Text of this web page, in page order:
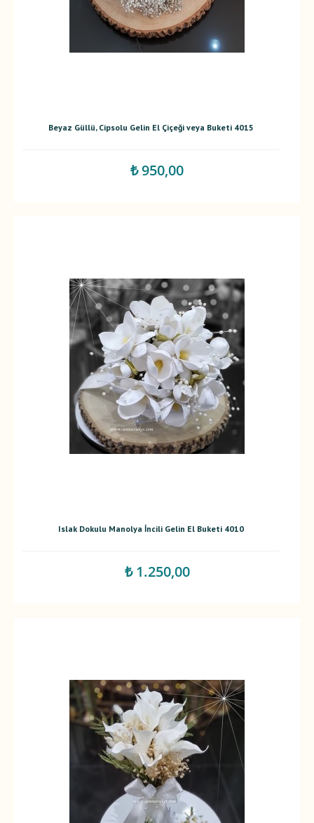
Beyaz Güllü, Cipsolu Gelin El Çiçeği veya Buketi 4015
₺ 950,00
Islak Dokulu Manolya İncili Gelin El Buketi 4010
₺ 1.250,00